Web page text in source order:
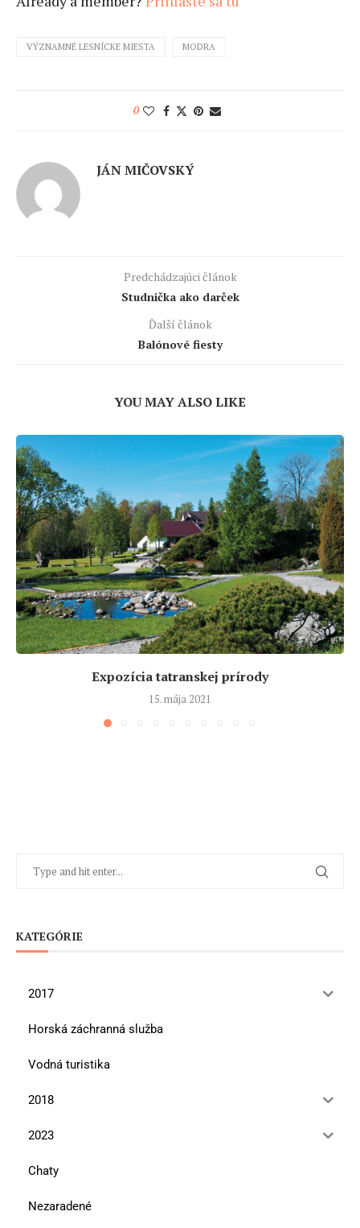
VÝZNAMNÉ LESNÍCKE MIESTA MODRA
0
JÁN MIČOVSKÝ
Predchádzajúci článok
Studnička ako darček
Ďalší článok
Balónové fiesty
YOU MAY ALSO LIKE
Expozícia tatranskej prírody
15. mája 2021
KATEGÓRIE
2017
Horská záchranná služba
Vodná turistika
2018
2023
Chaty
Nezaradené